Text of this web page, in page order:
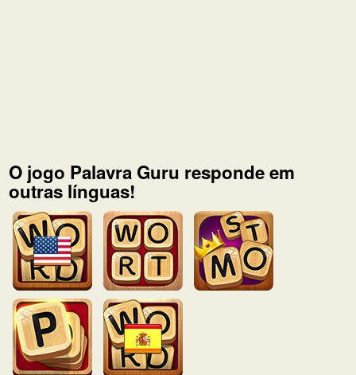
O jogo Palavra Guru responde em
outras línguas!